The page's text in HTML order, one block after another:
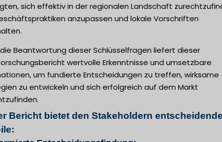
sich effektiv in der regionalen Landschaft
anzupassen und lokale Vorschriften
Beantwortung dieser Schlüsselfragen liefert dieser
wertvolle Erkenntnisse und umsetzbare
um fundierte Entscheidungen zu treffen, wirksame
zu entwickeln und sich erfolgreich auf dem Markt
Bericht bietet den Stakeholdern